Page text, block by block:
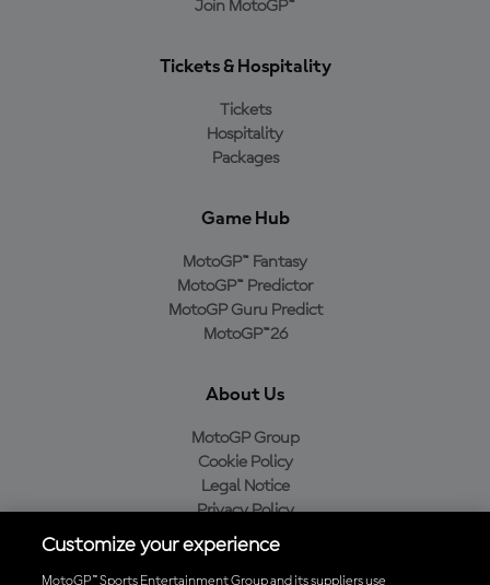
Join MotoGP™
Tickets & Hospitality
Tickets
Hospitality
Packages
Game Hub
MotoGP™ Fantasy
MotoGP™ Predictor
MotoGP Guru Predict
MotoGP™26
About Us
MotoGP Group
Cookie Policy
Legal Notice
Privacy Policy
Purchase Policy
Customize your experience
MotoGP™ Sports Entertainment Group and its suppliers use